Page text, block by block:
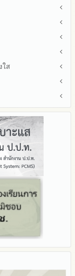
งส่งเสริมความ
ตพื้นที่การศึกษา
ะการใช้งบประมาณ
าที่
บบริการหรือผู้มา
Service)
ยเดือน ประจำ
ยากรบุคลล ประจำ
คคลประจำ
ม
ตและประพฤติมิชอบ
พฤติมิชอบ
ฤติมิชอบ ประจำ
นปีงบประมาณ
การปฏิบัติหน้าที่และ
สินหรือประโยชน์อื่น
นเขตพื้นที่การศึกษา
การความเสี่ยงการ
งบประมาณ
ใส
ระมาณ
ประจำปี
สภายใน สพท.
กร
ดจ้าง
น์ส่วนตนกับส่วนรวม